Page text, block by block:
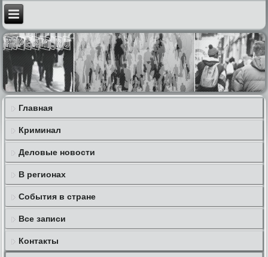
Главная
Криминал
Деловые новости
В регионах
События в стране
Все записи
Контакты